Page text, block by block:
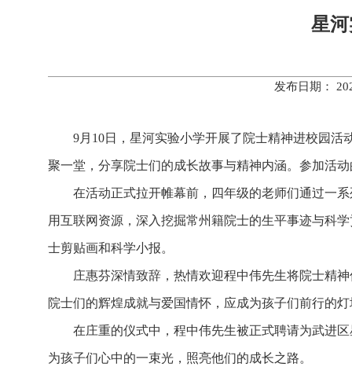
星
发布日期：
9月10日，星河实验小学开展了院士精神进校园
聚一堂，分享院士们的成长故事与精神内涵。参加活
在活动正式拉开帷幕前，四年级的老师们通过一
用互联网资源，深入挖掘常州籍院士的生平事迹与科
士剪贴画和科学小报。
庄惠芬深情致辞，热情欢迎程中伟先生将院士精
院士们的辉煌成就与爱国情怀，应成为孩子们前行的
在庄重的仪式中，程中伟先生被正式聘请为武进
为孩子们心中的一束光，照亮他们的成长之路。